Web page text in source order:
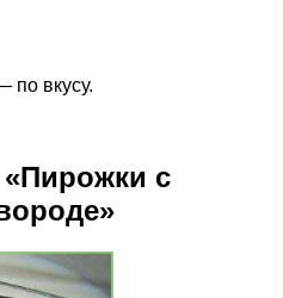
по вкусу.
«Пирожки с